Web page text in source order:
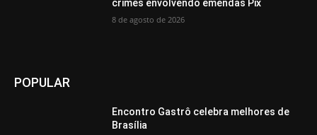
crimes envolvendo emendas Pix
8 de agosto de 2026
POPULAR
Encontro Gastrô celebra melhores de
Brasília